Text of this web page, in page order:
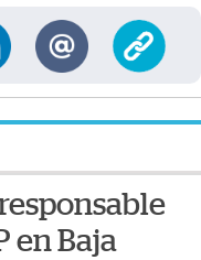
en Baja